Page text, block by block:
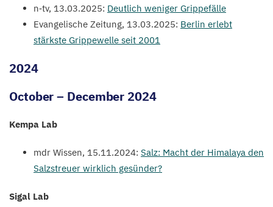
n‑tv, 13.03.2025: Deutlich weniger Grippefälle
Evangelische Zeitung, 13.03.2025: Berlin erlebt
stärkste Grippewelle seit 2001
2024
October – December 2024
Kempa Lab
mdr Wissen, 15.11.2024: Salz: Macht der Himalaya den
Salzstreuer wirklich gesünder?
Sigal Lab